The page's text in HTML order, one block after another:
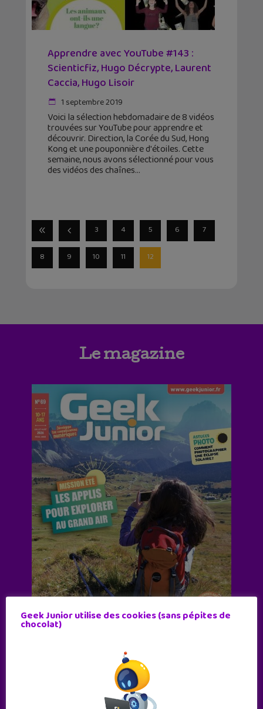
Apprendre avec YouTube #143 :
Scienticfiz, Hugo Décrypte, Laurent
Caccia, Hugo Lisoir
1 septembre 2019
Voici la sélection hebdomadaire de 8 vidéos
trouvées sur YouTube pour apprendre et
découvrir. Direction, la Corée du Sud, Hong
Kong et une pouponnière d'étoiles. Cette
semaine, nous avons sélectionné pour vous
des vidéos des chaînes
3 4 5 6 7
8 9 10 11 12
Le magazine
Abonne-toi !
11 numéros par an
Geek Junior utilise des cookies (sans pépites de
chocolat)